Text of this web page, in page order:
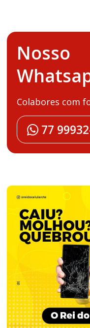
Nosso
Colabores com
77